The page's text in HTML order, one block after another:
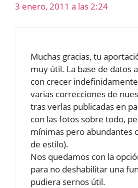
3 enero, 2011 a las 2:24
Muchas gracias, tu
muy útil. La base de datos
con crecer
varias correcciones de
tras verlas publicadas en
con las fotos sobre todo,
mínimas pero abundantes
de estilo).
Nos quedamos con la
para no deshabilitar una
pudiera sernos útil.